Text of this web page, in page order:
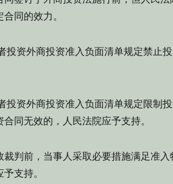
同的效力。
资外商投资准入负面清单规定禁止投
资外商投资准入负面清单规定限制投
同无效的，人民法院应予支持。
前，当事人采取必要措施满足准入
支持。